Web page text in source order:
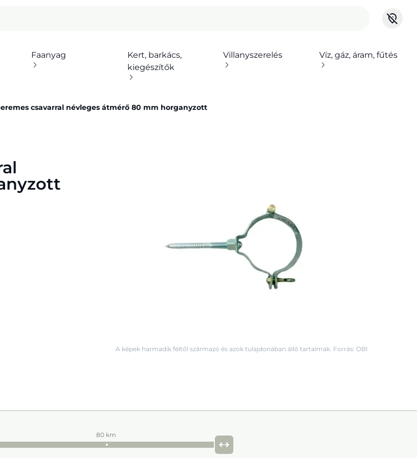
Faanyag
Kert, barkács,
kiegészítők
Villanyszerelés Víz, gáz, áram, fűtés
csavarral névleges átmérő 80 mm horganyzott
A képek harmadik féltől származó és azok tulajdonában álló tartalmak. Forrás: OBI
80 km